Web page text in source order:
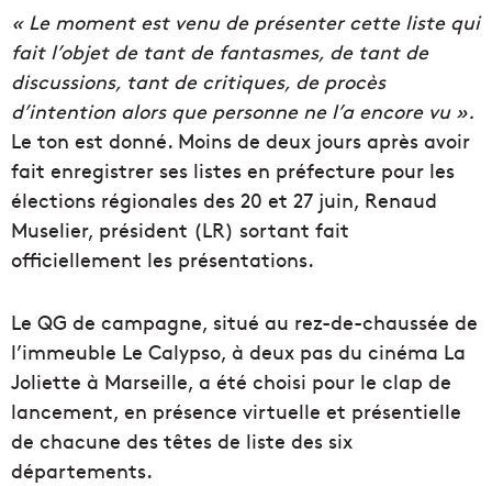
« Le moment est venu de présenter cette liste qui
fait l’objet de tant de fantasmes, de tant de
discussions, tant de critiques, de procès
d’intention alors que personne ne l’a encore vu ».
Le ton est donné. Moins de deux jours après avoir
fait enregistrer ses listes en préfecture pour les
élections régionales des 20 et 27 juin, Renaud
Muselier, président (LR) sortant fait
officiellement les présentations.
Le QG de campagne, situé au rez-de-chaussée de
l’immeuble Le Calypso, à deux pas du cinéma La
Joliette à Marseille, a été choisi pour le clap de
lancement, en présence virtuelle et présentielle
de chacune des têtes de liste des six
départements.